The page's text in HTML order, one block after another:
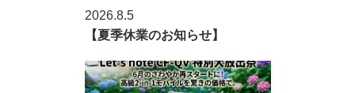
2026.8.5
【夏季休業のお知らせ】